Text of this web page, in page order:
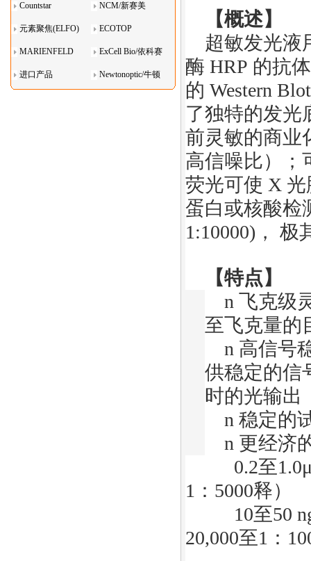
Countstar NCM/新赛美
元素聚焦(ELFO) ECOTOP
MARIENFELD ExCell Bio/依科赛
进口产品 Newtonoptic/牛顿
【概述】
超敏发光液
酶 HRP 的抗
的 Western
了独特的发光
前灵敏的商业
高信噪比）
荧光可使 X
蛋白或核酸检
1:10000) ， 极
【特点】
n 飞克级
至飞克量的
n 高信号
供稳定的信
时的光输出
n 稳定的
n 更经济
0.2至
1 ： 5000释）
10至50
20,000至1 ：